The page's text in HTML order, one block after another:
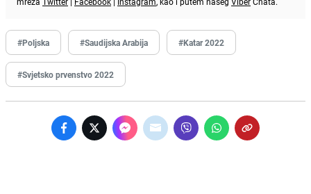
#Poljska #Saudijska Arabija #Katar 2022
#Svjetsko prvenstvo 2022